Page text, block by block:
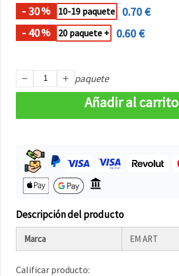
- 30% 10-19 paquete
0.70 €
- 40% 20 paquete + 0.60 €
paquete
Añadir al carrito
Descripción del producto
Marca EM ART
Calificar producto: